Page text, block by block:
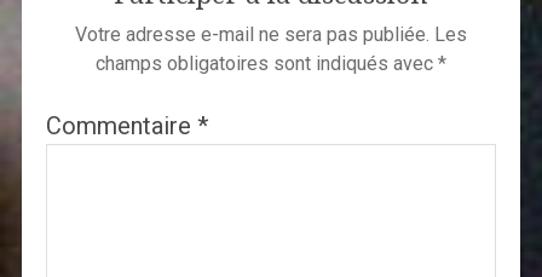
Votre adresse e-mail ne sera pas publiée. Les
champs obligatoires sont indiqués avec *
Commentaire *